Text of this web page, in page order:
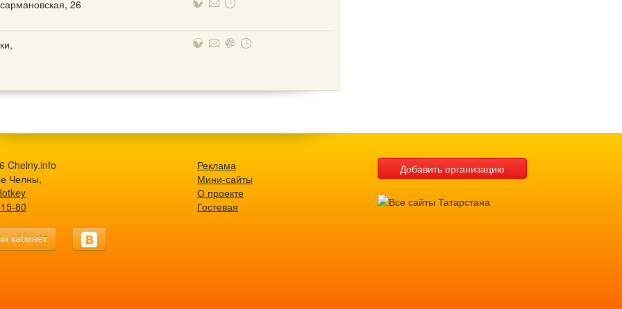
26
Chelny.info
Челны,
80
кабинет
Реклама
Мини-сайты
О проекте
Гостевая
Добавить организацию